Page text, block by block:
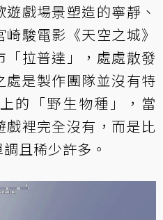
戲場景塑造的寧靜、
駿電影《天空之城》
拉普達」，處處散發
是製作團隊並沒有特
的「野生物種」，當
裡完全沒有，而是比
且稀少許多。